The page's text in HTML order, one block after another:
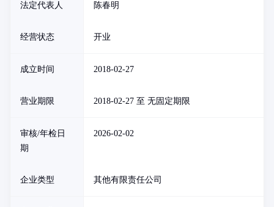
法定代表人 陈春明
经营状态 开业
成立时间 2018-02-27
营业期限 2018-02-27 至 无固定期限
审核/年检日
期
2026-02-02
企业类型 其他有限责任公司